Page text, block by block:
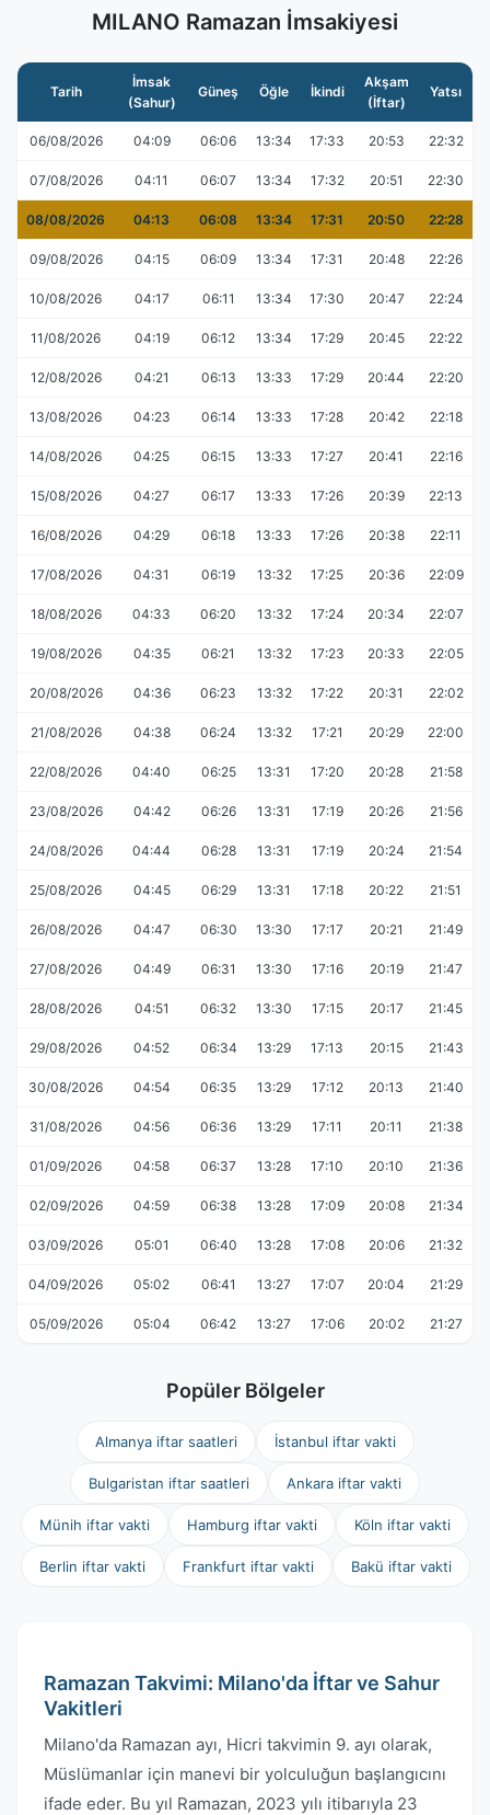
MILANO Ramazan İmsakiyesi
Tarih
İmsak
(Sahur)
Güneş Öğle İkindi
Akşam
(İftar)
Yatsı
06/08/2026 04:09 06:06 13:34 17:33 20:53 22:32
07/08/2026 04:11 06:07 13:34 17:32 20:51 22:30
08/08/2026 04:13 06:08 13:34 17:31 20:50 22:28
09/08/2026 04:15 06:09 13:34 17:31 20:48 22:26
10/08/2026 04:17 06:11 13:34 17:30 20:47 22:24
11/08/2026 04:19 06:12 13:34 17:29 20:45 22:22
12/08/2026 04:21 06:13 13:33 17:29 20:44 22:20
13/08/2026 04:23 06:14 13:33 17:28 20:42 22:18
14/08/2026 04:25 06:15 13:33 17:27 20:41 22:16
15/08/2026 04:27 06:17 13:33 17:26 20:39 22:13
16/08/2026 04:29 06:18 13:33 17:26 20:38 22:11
17/08/2026 04:31 06:19 13:32 17:25 20:36 22:09
18/08/2026 04:33 06:20 13:32 17:24 20:34 22:07
19/08/2026 04:35 06:21 13:32 17:23 20:33 22:05
20/08/2026 04:36 06:23 13:32 17:22 20:31 22:02
21/08/2026 04:38 06:24 13:32 17:21 20:29 22:00
22/08/2026 04:40 06:25 13:31 17:20 20:28 21:58
23/08/2026 04:42 06:26 13:31 17:19 20:26 21:56
24/08/2026 04:44 06:28 13:31 17:19 20:24 21:54
25/08/2026 04:45 06:29 13:31 17:18 20:22 21:51
26/08/2026 04:47 06:30 13:30 17:17 20:21 21:49
27/08/2026 04:49 06:31 13:30 17:16 20:19 21:47
28/08/2026 04:51 06:32 13:30 17:15 20:17 21:45
29/08/2026 04:52 06:34 13:29 17:13 20:15 21:43
30/08/2026 04:54 06:35 13:29 17:12 20:13 21:40
31/08/2026 04:56 06:36 13:29 17:11 20:11 21:38
01/09/2026 04:58 06:37 13:28 17:10 20:10 21:36
02/09/2026 04:59 06:38 13:28 17:09 20:08 21:34
03/09/2026 05:01 06:40 13:28 17:08 20:06 21:32
04/09/2026 05:02 06:41 13:27 17:07 20:04 21:29
05/09/2026 05:04 06:42 13:27 17:06 20:02 21:27
Popüler Bölgeler
Almanya iftar saatleri İstanbul iftar vakti
Bulgaristan iftar saatleri Ankara iftar vakti
Münih iftar vakti Hamburg iftar vakti Köln iftar vakti
Berlin iftar vakti Frankfurt iftar vakti Bakü iftar vakti
Ramazan Takvimi: Milano'da İftar ve Sahur
Vakitleri
Milano'da Ramazan ayı, Hicri takvimin 9. ayı olarak,
Müslümanlar için manevi bir yolculuğun başlangıcını
ifade eder. Bu yıl Ramazan, 2023 yılı itibarıyla 23